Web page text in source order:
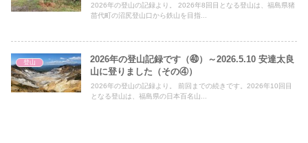
2026年の登山の記録より。 2026年8回目となる登山は、福島県猪
苗代町の沼尻登山口から鉄山を目指...
登山
2026年の登山記録です（㊵）～2026.5.10 安達太良
山に登りました（その④）
2026年の登山の記録より。 前回までの続きです。2026年10回目
となる登山は、福島県の日本百名山...